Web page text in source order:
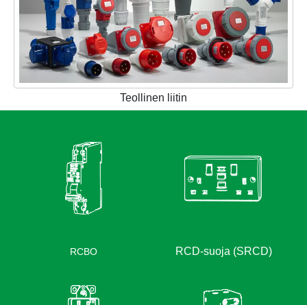
Teollinen liitin
RCBO RCD-suoja (SRCD)